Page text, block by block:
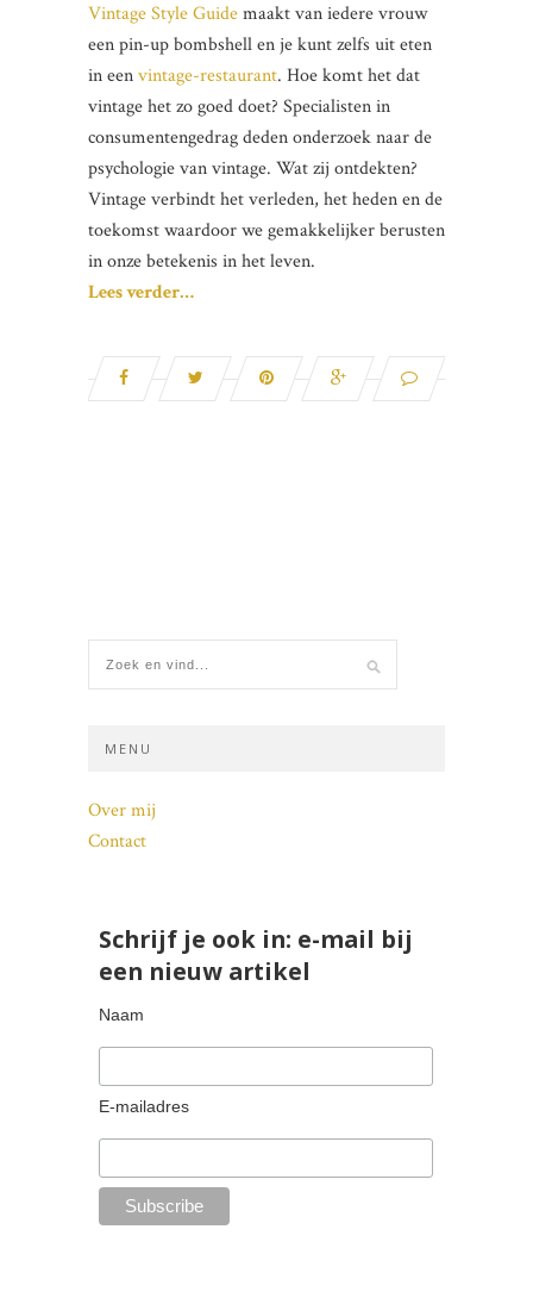
Vintage Style Guidemaakt van iedere vrouw
een pin-up bombshell en je kunt zelfs uit eten
in eenvintage-restaurant. Hoe komt het dat
vintage het zo goed doet? Specialisten in
consumentengedrag deden onderzoek naar de
psychologie van vintage. Wat zij ontdekten?
Vintage verbindt het verleden, het heden en de
toekomst waardoor we gemakkelijker berusten
in onze betekenis in het leven.
Lees verder…
MENU
Over mij
Contact
Schrijf je ook in: e-mail bij
een nieuw artikel
Naam
E-mailadres